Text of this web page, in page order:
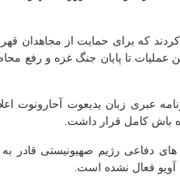
که برای حمایت از مجاهدان
عملیات تا پایان جنگ غزه و
عبری زبان یدیعوت آحارونوت
باش کامل قرار داشت.
های دفاعی رژیم صهیونیستی قادر
آویو فعال نشده است.